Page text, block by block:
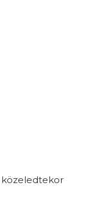
közeledtekor